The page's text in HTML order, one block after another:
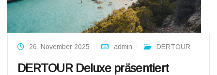
26. November 2025 admin DERTOUR
DERTOUR Deluxe präsentiert